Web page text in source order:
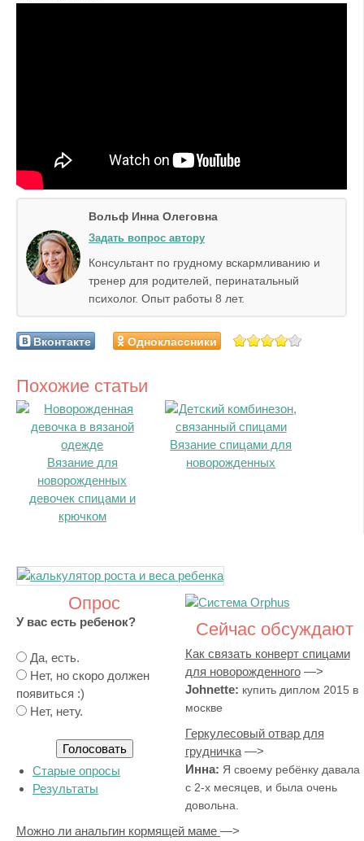
Вольф Инна Олеговна
Задать вопрос автору
Консультант по грудному вскармливанию и
тренер для родителей, перинатальный
психолог. Опыт работы 8 лет.
Вконтакте Одноклассники
Похожие статьи
Вязание для
новорожденных
девочек спицами и
крючком
Вязание спицами для
новорожденных
Опрос
У вас есть ребенок?
В
а
р
и
Да, есть.
Нет, но скоро должен
появиться :)
Нет, нету.
Старые опросы
Результаты
Сейчас обсуждают
Как связать конверт спицами
для новорожденного
Johnette: купить диплом 2015 в
москве
Геркулесовый отвар для
грудничка
Инна: Я своему ребёнку давала
с 2-х месяцев, и была очень
довольна.
Можно ли анальгин кормящей маме